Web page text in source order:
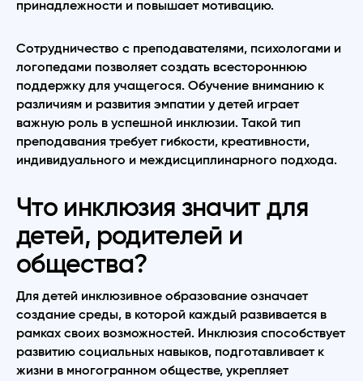
принадлежности и повышает мотивацию.
Сотрудничество с преподавателями, психологами и
логопедами позволяет создать всестороннюю
поддержку для учащегося. Обучение вниманию к
различиям и развития эмпатии у детей играет
важную роль в успешной инклюзии. Такой тип
преподавания требует гибкости, креативности,
индивидуального и междисциплинарного подхода.
Что инклюзия значит для
детей, родителей и
общества?
Для детей инклюзивное образование означает
создание среды, в которой каждый развивается в
рамках своих возможностей. Инклюзия способствует
развитию социальных навыков, подготавливает к
жизни в многогранном обществе, укрепляет